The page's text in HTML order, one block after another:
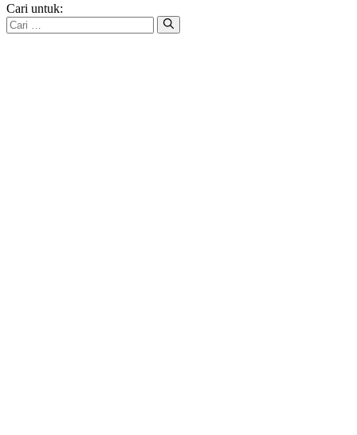
Cari untuk: